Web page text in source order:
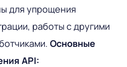
для упрощения
работы с другими
Основные
API: